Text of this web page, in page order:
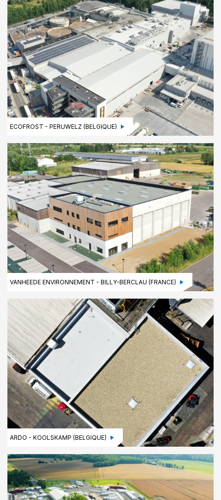
ECOFROST - PERUWELZ (BELGIQUE)
VANHEEDE ENVIRONNEMENT - BILLY-BERCLAU (FRANCE)
ARDO - KOOLSKAMP (BELGIQUE)